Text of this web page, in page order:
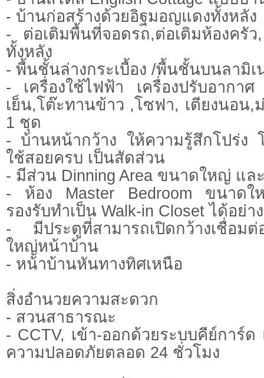
- บ้านก่อสร้างด้วยอิฐมอญแดงทั้งหลัง
- ต่อเติมพื้นที่จอดรถ,ต่อเติมห้องครั
ทั้งหลัง
- พื้นชั้นล่างกระเบื้อง /พื้นชั้นบนลามิเ
- เครื่องใช้ไฟฟ้า เครื่องปรับอาก
เย็น,โต๊ะทานข้าว ,โซฟา, เตียงนอน
1 ชุด
- บ้านหน้ากว้าง ให้ความรู้สึกโปร่ง
ใช้สอยครบ เป็นสัดส่วน
- มีส่วน Dinning Area ขนาดใหญ่ แล
- ห้อง Master Bedroom ขนาด
รองรับทำเป็น Walk-in Closet ได้อย่า
- มีประตูที่สามารถเปิดกว้างเชื่อมต่
ใหญ่หน้าบ้าน
- หน้าบ้านหันทางทิศเหนือ
สิ่งอำนวยความสะดวก
- สวนสาธารณะ
- CCTV, เข้า-ออกด้วยระบบคีย์การ์
ความปลอดภัยตลอด 24 ชั่วโมง